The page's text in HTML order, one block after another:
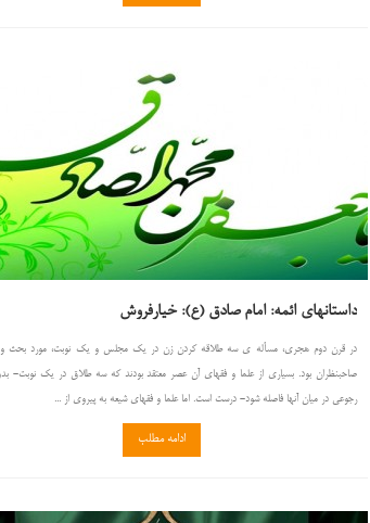
داستانهای ائمه: امام صادق (ع): خیارفروش
در قرن دوم هجری، مسأله ی سه طلاقه كردن زن در یك مجلس و یك نوبت، مورد بحث
صاحبنظران بود. بسیاری از علما و فقهای آن عصر معتقد بودند كه سه طلاق در یك نوبت-
رجوعی در میان آنها فاصله شود- درست است. اما علما و فقهای شیعه به پیروی از ...
ادامه مطلب